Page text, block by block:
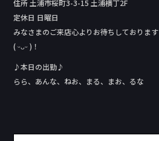
住所 土浦市桜町3-3-15 土浦横丁2F
定休日 日曜日
みなさまのご来店心よりお待ちしております
( ᵕᴗᵕ )！
♪本日の出勤♪
らら、あんな、ねお、まる、まお、るな